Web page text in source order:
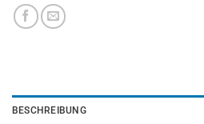
BESCHREIBUNG